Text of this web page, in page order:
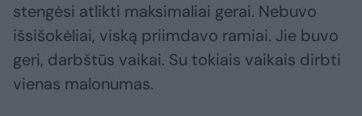
stengėsi atlikti maksimaliai gerai. Nebuvo
išsišokėliai, viską priimdavo ramiai. Jie buvo
geri, darbštūs vaikai. Su tokiais vaikais dirbti
vienas malonumas.